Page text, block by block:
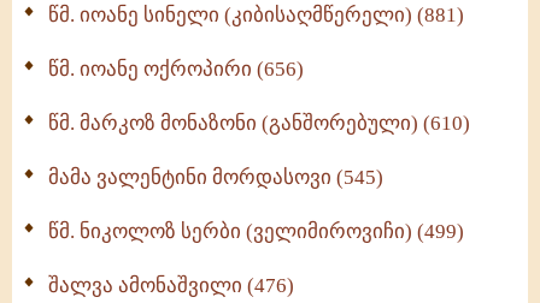
წმ. იოანე სინელი (კიბისაღმწერელი) (881)
წმ. იოანე ოქროპირი (656)
წმ. მარკოზ მონაზონი (განშორებული) (610)
მამა ვალენტინი მორდასოვი (545)
წმ. ნიკოლოზ სერბი (ველიმიროვიჩი) (499)
შალვა ამონაშვილი (476)